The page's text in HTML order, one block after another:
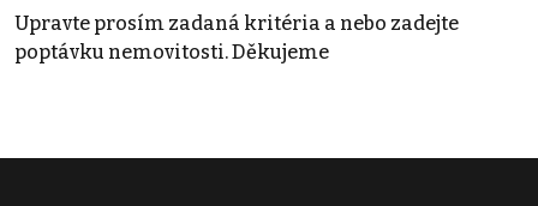
Upravte prosím zadaná kritéria a nebo zadejte
poptávku nemovitosti. Děkujeme